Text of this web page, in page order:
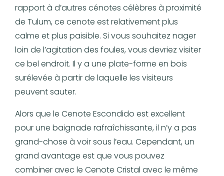
rapport à d’autres cénotes célèbres à proximité
de Tulum, ce cenote est relativement plus
calme et plus paisible. Si vous souhaitez nager
loin de l’agitation des foules, vous devriez visiter
ce bel endroit. Il y a une plate-forme en bois
surélevée à partir de laquelle les visiteurs
peuvent sauter.
Alors que le Cenote Escondido est excellent
pour une baignade rafraîchissante, il n’y a pas
grand-chose à voir sous l’eau. Cependant, un
grand avantage est que vous pouvez
combiner avec le Cenote Cristal avec le même